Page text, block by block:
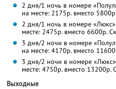
2 дня/1 ночь в номере
на месте: 2175р. вместо
2 дня/1 ночь в номере
месте: 2475р. вместо 6600р.
3 дня/2 ночи в номере
на месте: 4170р. вместо
3 дня/2 ночи в номере
месте: 4750р. вместо 13200р.
Выходные